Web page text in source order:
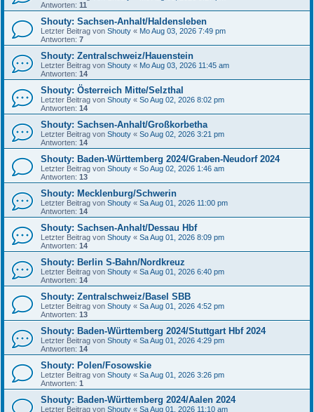
Antworten: 11
Shouty: Sachsen-Anhalt/Haldensleben
Letzter Beitrag von Shouty « Mo Aug 03, 2026 7:49 pm
Antworten: 7
Shouty: Zentralschweiz/Hauenstein
Letzter Beitrag von Shouty « Mo Aug 03, 2026 11:45 am
Antworten: 14
Shouty: Österreich Mitte/Selzthal
Letzter Beitrag von Shouty « So Aug 02, 2026 8:02 pm
Antworten: 14
Shouty: Sachsen-Anhalt/Großkorbetha
Letzter Beitrag von Shouty « So Aug 02, 2026 3:21 pm
Antworten: 14
Shouty: Baden-Württemberg 2024/Graben-Neudorf 2024
Letzter Beitrag von Shouty « So Aug 02, 2026 1:46 am
Antworten: 13
Shouty: Mecklenburg/Schwerin
Letzter Beitrag von Shouty « Sa Aug 01, 2026 11:00 pm
Antworten: 14
Shouty: Sachsen-Anhalt/Dessau Hbf
Letzter Beitrag von Shouty « Sa Aug 01, 2026 8:09 pm
Antworten: 14
Shouty: Berlin S-Bahn/Nordkreuz
Letzter Beitrag von Shouty « Sa Aug 01, 2026 6:40 pm
Antworten: 14
Shouty: Zentralschweiz/Basel SBB
Letzter Beitrag von Shouty « Sa Aug 01, 2026 4:52 pm
Antworten: 13
Shouty: Baden-Württemberg 2024/Stuttgart Hbf 2024
Letzter Beitrag von Shouty « Sa Aug 01, 2026 4:29 pm
Antworten: 14
Shouty: Polen/Fosowskie
Letzter Beitrag von Shouty « Sa Aug 01, 2026 3:26 pm
Antworten: 1
Shouty: Baden-Württemberg 2024/Aalen 2024
Letzter Beitrag von Shouty « Sa Aug 01, 2026 11:10 am